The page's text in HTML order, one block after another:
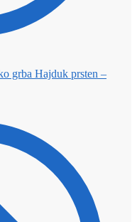
Hajduk prsten –